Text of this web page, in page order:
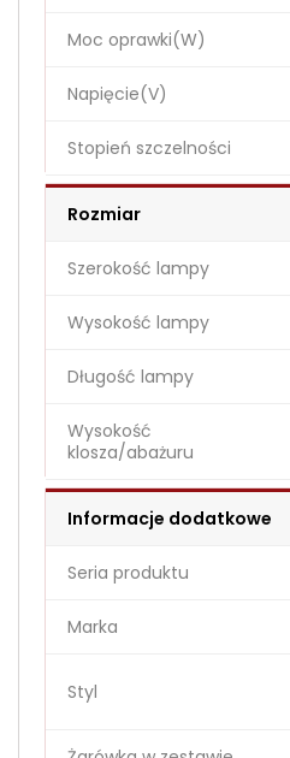
Moc oprawki(W)
Napięcie(V)
Stopień szczelności
Rozmiar
Szerokość lampy
Wysokość lampy
Długość lampy
Wysokość
klosza/abażuru
Informacje dodatkowe
Seria produktu
Marka
Styl